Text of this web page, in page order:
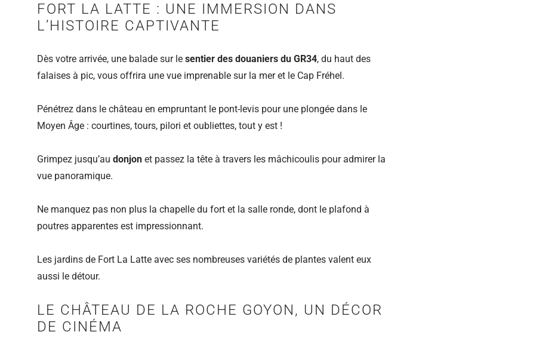
FORT LA LATTE : UNE IMMERSION DANS
L’HISTOIRE CAPTIVANTE
Dès votre arrivée, une balade sur le sentier des douaniers du GR34, du haut des
falaises à pic, vous offrira une vue imprenable sur la mer et le Cap Fréhel.
Pénétrez dans le château en empruntant le pont-levis pour une plongée dans le
Moyen Âge : courtines, tours, pilori et oubliettes, tout y est !
Grimpez jusqu’au donjon et passez la tête à travers les mâchicoulis pour admirer la
vue panoramique.
Ne manquez pas non plus la chapelle du fort et la salle ronde, dont le plafond à
poutres apparentes est impressionnant.
Les jardins de Fort La Latte avec ses nombreuses variétés de plantes valent eux
aussi le détour.
LE CHÂTEAU DE LA ROCHE GOYON, UN DÉCOR
DE CINÉMA